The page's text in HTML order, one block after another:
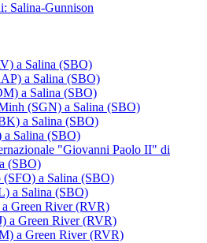
Salina-Gunnison
a Salina (SBO)
a Salina (SBO)
a Salina (SBO)
(SGN) a Salina (SBO)
a Salina (SBO)
Salina (SBO)
"Giovanni Paolo II" di
(SBO)
(SFO) a Salina (SBO)
a Salina (SBO)
Green River (RVR)
a Green River (RVR)
a Green River (RVR)